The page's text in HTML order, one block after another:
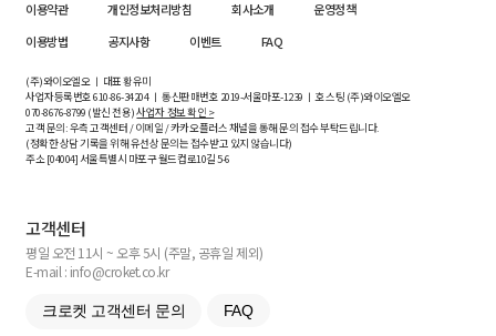
이용약관 개인정보처리방침 회사소개
운영정책
이용방법
공지사항 이벤트 FAQ
(주)와이오엘오 ㅣ 대표 황유미
사업자등록번호610-86-34204ㅣ 통신판매번호 2019-서울마포-1239 ㅣ 호스팅 (주)와이오엘오
070-8676-8799 (발신 전용)사업자 정보 확인 >
고객 문의: 우측 고객센터 / 이메일 / 카카오플러스 채널을 통해 문의 접수 부탁드립니다.
(정확한 상담 기록을 위해 유선상 문의는 접수받고 있지 않습니다)
주소 [04004] 서울특별시 마포구 월드컵로10길5-6
고객센터
평일 오전 11시 ~ 오후 5시 (주말, 공휴일 제외)
E-mail : info@croket.co.kr
크로켓 고객센터 문의 FAQ